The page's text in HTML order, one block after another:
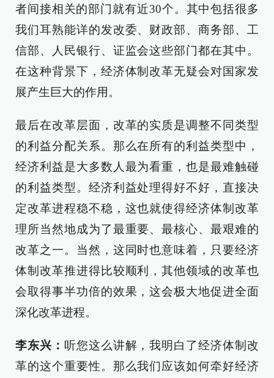
者间接相关的部门就有近30个。其中包括很多
我们耳熟能详的发改委、财政部、商务部、工
信部、人民银行、证监会这些部门都在其中。
在这种背景下，经济体制改革无疑会对国家发
展产生巨大的作用。
最后在改革层面，改革的实质是调整不同类型
的利益分配关系。那么在所有的利益类型中，
经济利益是大多数人最为看重，也是最难触碰
的利益类型。经济利益处理得好不好，直接决
定改革进程稳不稳，这也就使得经济体制改革
理所当然地成为了最重要、最核心、最艰难的
改革之一。当然，这同时也意味着，只要经济
体制改革推进得比较顺利，其他领域的改革也
会取得事半功倍的效果，这会极大地促进全面
深化改革进程。
李东兴： 听您这么讲解，我明白了经济体制改
革的这个重要性。那么我们应该如何牵好经济